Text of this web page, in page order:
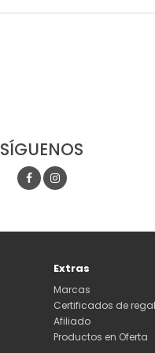
SÍGUENOS
Extras
Marcas
Certificados de
Afiliado
Productos en Oferta